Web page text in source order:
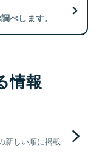
べします。
情報
新しい順に掲載